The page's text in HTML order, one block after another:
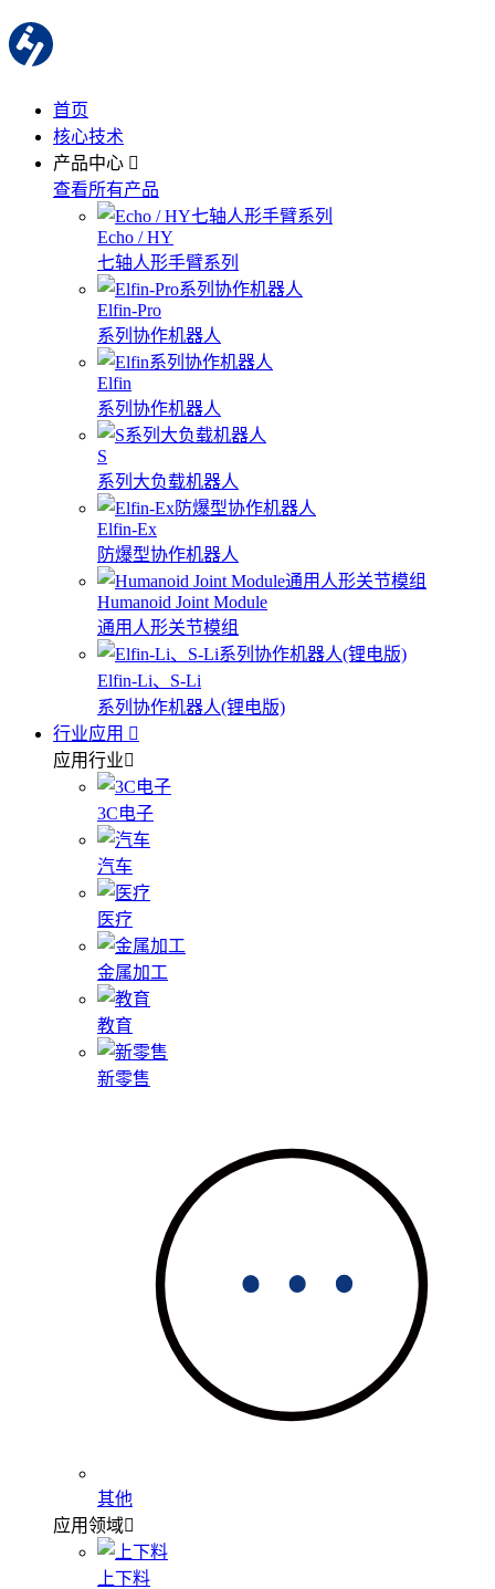
首页
核心技术
产品中心
查看所有产品
Echo / HY
七轴人形手臂系列
Elfin-Pro
系列协作机器人
Elfin
系列协作机器人
S
系列大负载机器人
Elfin-Ex
防爆型协作机器人
Humanoid Joint Module
通用人形关节模组
Elfin-Li、S-Li
系列协作机器人(锂电版)
行业应用
应用行业
3C电子
汽车
医疗
金属加工
教育
新零售
其他
应用领域
上下料